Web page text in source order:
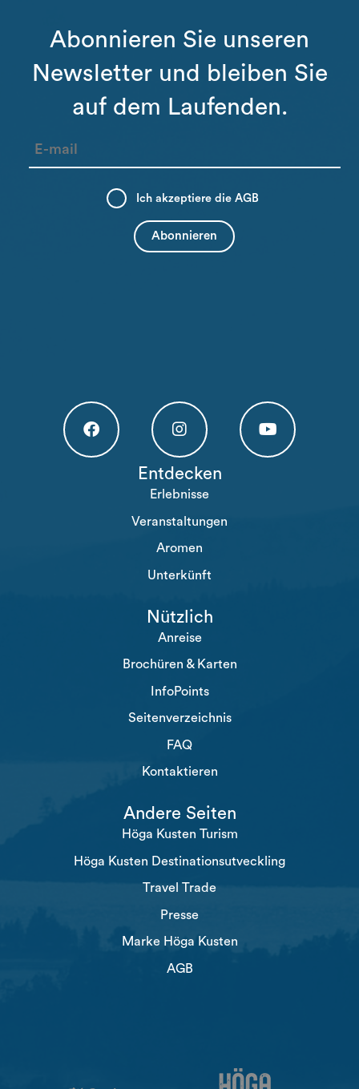
Abonnieren Sie unseren
Newsletter und bleiben Sie
auf dem Laufenden.
Ich akzeptiere dieAGB
Högakusten Facebook (opens in a new tab)
Högakusten Instagram (opens in a
Entdecken
Erlebnisse
Veranstaltungen
Aromen
Unterkünft
Nützlich
Anreise
Brochüren & Karten
InfoPoints
Seitenverzeichnis
FAQ
Kontaktieren
Andere Seiten
Höga Kusten Turism
Höga Kusten Destinationsutveckling
Travel Trade
Presse
Marke Höga Kusten
AGB